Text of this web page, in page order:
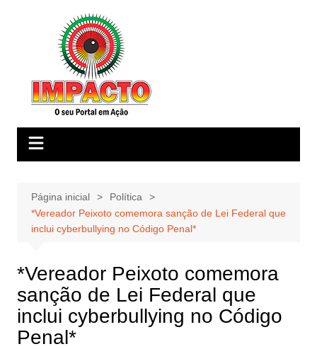
Página inicial
Política
*Vereador Peixoto comemora sanção de Lei Federal que
inclui cyberbullying no Código Penal*
*Vereador Peixoto comemora
sanção de Lei Federal que
inclui cyberbullying no Código
Penal*